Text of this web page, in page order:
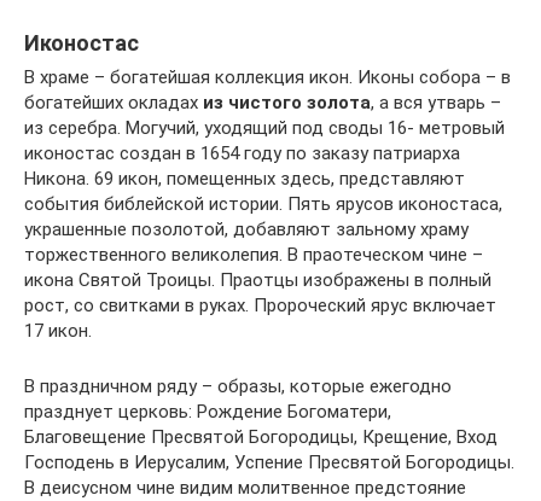
Иконостас
В храме – богатейшая коллекция икон. Иконы собора – в
богатейших окладах из чистого золота, а вся утварь –
из серебра. Могучий, уходящий под своды 16- метровый
иконостас создан в 1654 году по заказу патриарха
Никона. 69 икон, помещенных здесь, представляют
события библейской истории. Пять ярусов иконостаса,
украшенные позолотой, добавляют зальному храму
торжественного великолепия. В праотеческом чине –
икона Святой Троицы. Праотцы изображены в полный
рост, со свитками в руках. Пророческий ярус включает
17 икон.
В праздничном ряду – образы, которые ежегодно
празднует церковь: Рождение Богоматери,
Благовещение Пресвятой Богородицы, Крещение, Вход
Господень в Иерусалим, Успение Пресвятой Богородицы.
В деисусном чине видим молитвенное предстояние